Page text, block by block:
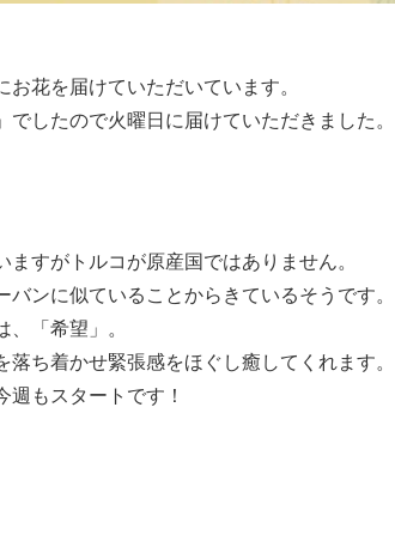
花を届けていただいています。
したので火曜日に届けていただきました。
すがトルコが原産国ではありません。
ンに似ていることからきているそうです。
「希望」。
ち着かせ緊張感をほぐし癒してくれます。
もスタートです！